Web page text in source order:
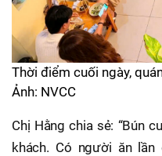
Thời điểm cuối ngày,
Ảnh: NVCC
Chị Hằng chia sẻ: “Bún
khách. Có người ăn